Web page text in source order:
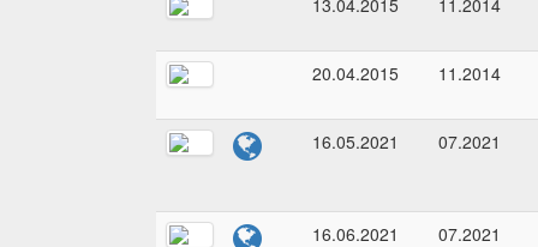
13.04.2015 11.2014
20.04.2015 11.2014
16.05.2021 07.2021
16.06.2021 07.2021